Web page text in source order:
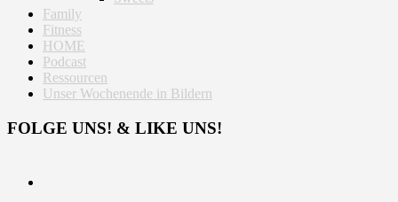
Family
Fitness
HOME
Podcast
Ressourcen
Unser Wochenende in Bildern
FOLGE UNS! & LIKE UNS!